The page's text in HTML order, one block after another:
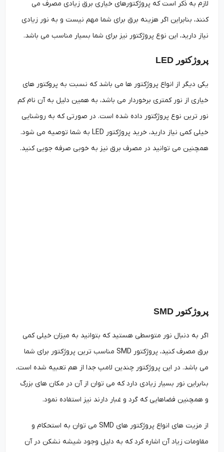
لازم به ذکر است که پروژکتورهای خیاری برق زیادی مصرف می
کنند، بنابراین اگر هزینه برق برای شما مهم نیست و به نور زیادی
نیاز دارید، این نوع پروژکتور نیز برای شما بسیار مناسب می باشد.
پروژکتور LED
یکی دیگر از انواع پروژکتور ها می باشد که نسبت به پروکتور های
خیاری از نور کمتری برخوردار می باشد، به همین دلیل به آن نام کم
نور ترین نوع پروژکتور داده شده است. در صورتی که به روشنایی
خیلی کمی نیاز دارید، خرید پروژکتور LED به شما توصیه می شود.
همچنین می توانید در مصرف برق نیز به خوبی صرفه جویی کنید.
پروژکتور SMD
اگر به دنبال نور متوسطی هستید که بتوانید به میزان خیلی کمی
برق مصرف کنید، پروژکتور SMD مناسب ترین پروژکتور برای شما
می باشد. در این پروژکتور چندین لامپ جدا از هم تعبیه شده است،
بنابراین نور بسیار زیادی دارد که می توان از آن در مکان های بزرگ
و همچنین فضاهایی که گرد و غبار دارند نیز استفاده نمود.
از مزیت های انواع پروژکتور های SMD می توان به استحکام و
مقاومات زیاد آن اشاره کرد که به دلیل وجود شیشه نشکن در آن